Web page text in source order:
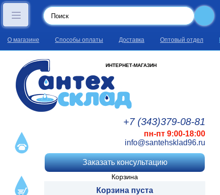
О магазине Способы оплаты Доставка Оптовый отдел
ИНТЕРНЕТ-МАГАЗИН
+7 (343)379-08-81
пн-пт 9:00-18:00
info@santehsklad96.ru
Заказать консультацию
Корзина
Корзина пуста